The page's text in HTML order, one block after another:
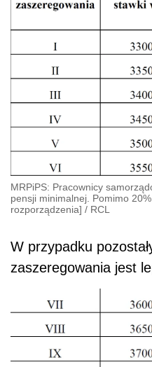
MRPiPS: Pracownicy
pensji minimalnej. Pomimo
rozporządzenia] / RCL
W przypadku
zaszeregowania jest